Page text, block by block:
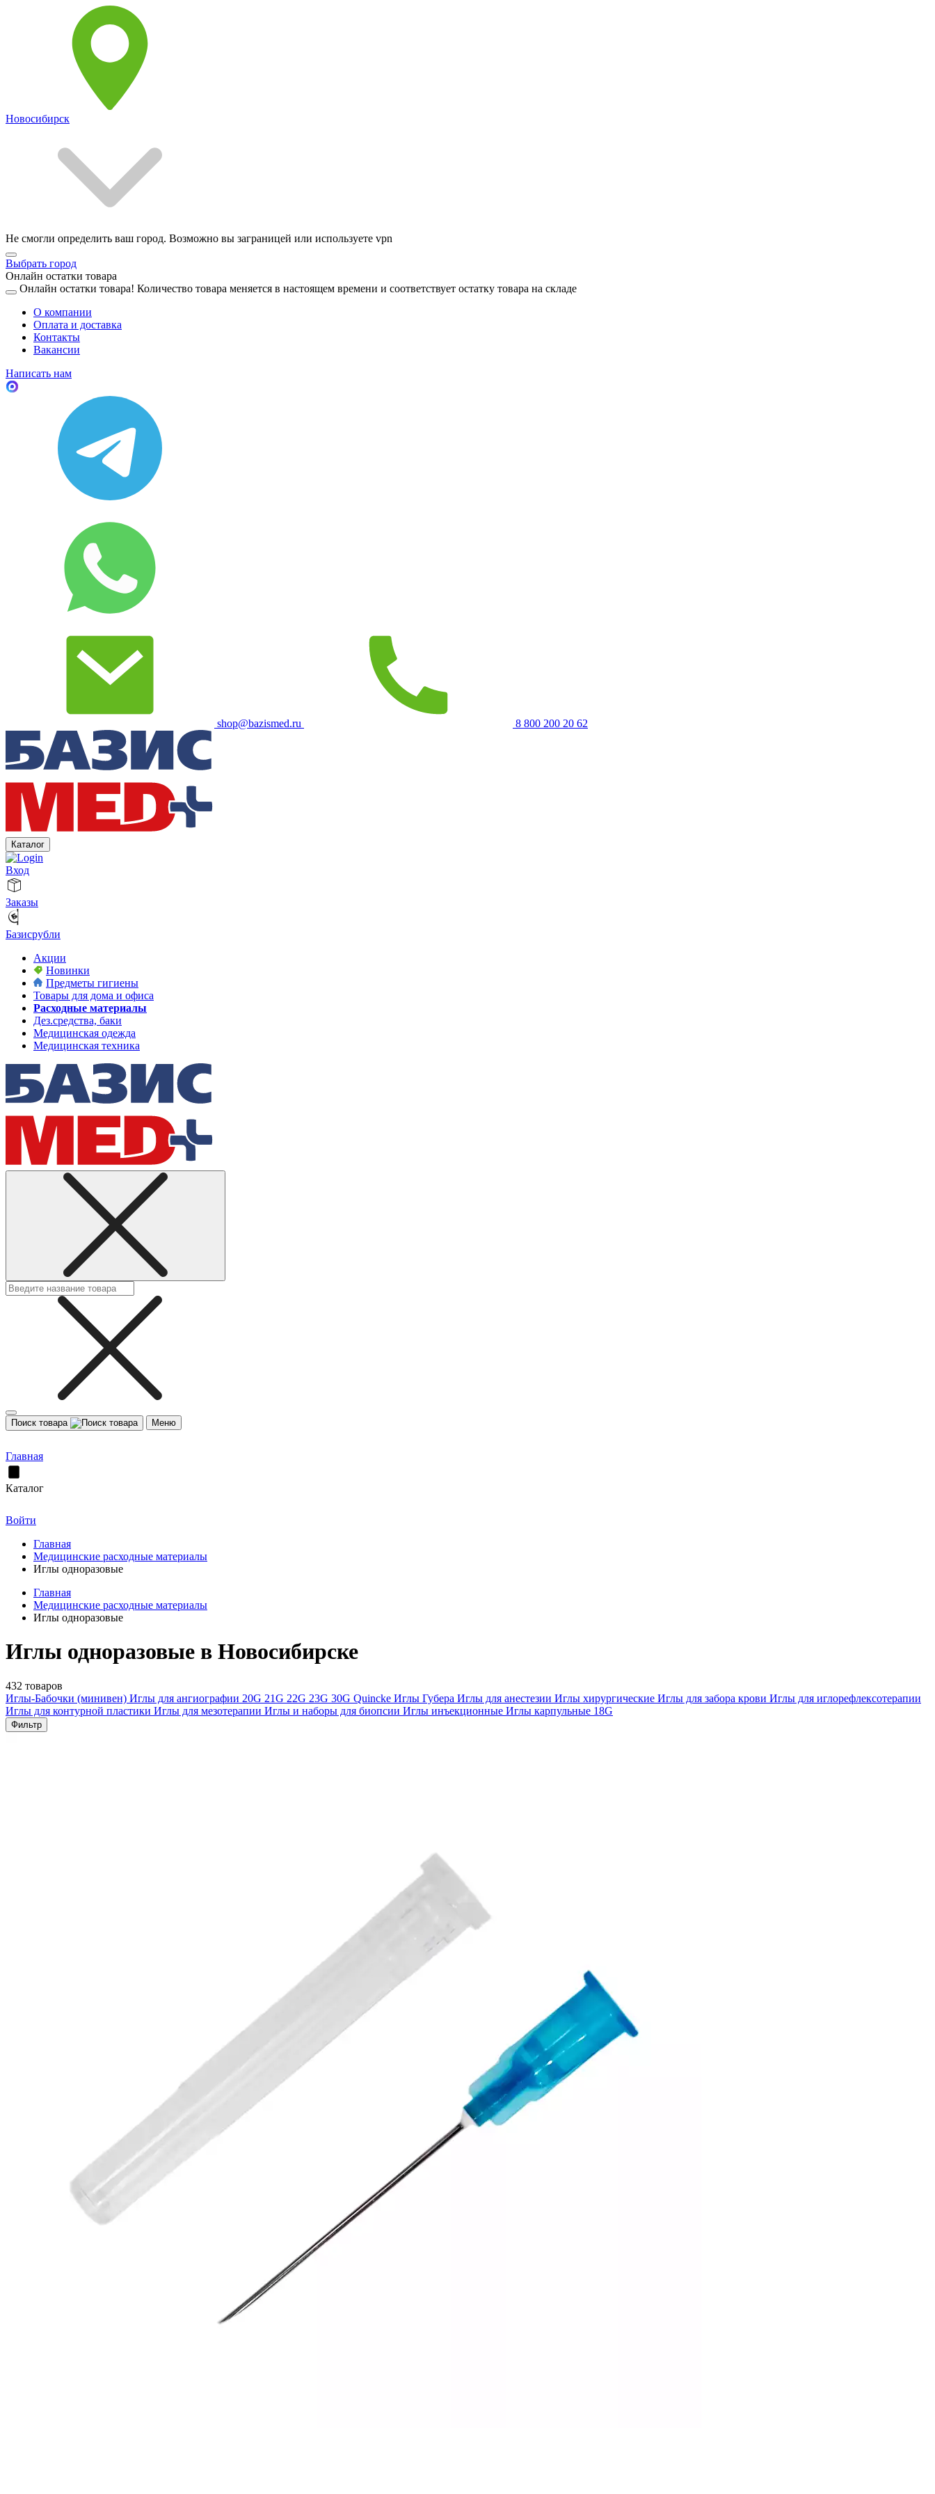
Новосибирск
Не смогли определить ваш город. Возможно вы заграницей или используете vpn
Выбрать город
Онлайн остатки товара
Онлайн остатки товара! Количество товара меняется в настоящем времени и соответствует остатку товара на складе
О компании
Оплата и доставка
Контакты
Вакансии
Написать нам
shop@bazismed.ru 8 800 200 20 62
Каталог
Вход
Заказы
Базисрубли
Акции
Новинки
Предметы гигиены
Товары для дома и офиса
Расходные материалы
Дез.средства, баки
Медицинская одежда
Медицинская техника
Поиск товара Меню
Главная
Каталог
Войти
Главная
Медицинские расходные материалы
Иглы одноразовые
Главная
Медицинские расходные материалы
Иглы одноразовые
Иглы одноразовые в Новосибирске
432 товаров
Иглы-Бабочки (минивен) Иглы для ангиографии 20G 21G 22G 23G 30G Quincke Иглы Губера Иглы для анестезии Иглы хирургические Иглы для забора крови Иглы для иглорефлексотерапии
Иглы для контурной пластики Иглы для мезотерапии Иглы и наборы для биопсии Иглы инъекционные Иглы карпульные 18G
Фильтр